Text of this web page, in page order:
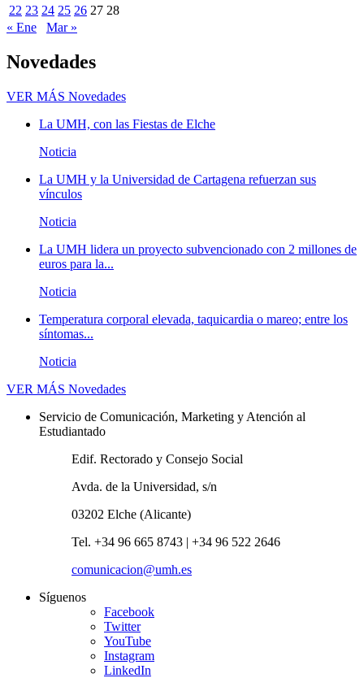
22 23 24 25 26 27 28
« Ene
Mar »
Novedades
VER MÁS Novedades
La UMH, con las Fiestas de Elche
Noticia
La UMH y la Universidad de Cartagena refuerzan sus
vínculos
Noticia
La UMH lidera un proyecto subvencionado con 2 millones de
euros para la...
Noticia
Temperatura corporal elevada, taquicardia o mareo; entre los
síntomas...
Noticia
VER MÁS Novedades
Servicio de Comunicación, Marketing y Atención al
Estudiantado
Edif. Rectorado y Consejo Social
Avda. de la Universidad, s/n
03202 Elche (Alicante)
Tel. +34 96 665 8743 | +34 96 522 2646
comunicacion@umh.es
Síguenos
Facebook
Twitter
YouTube
Instagram
LinkedIn